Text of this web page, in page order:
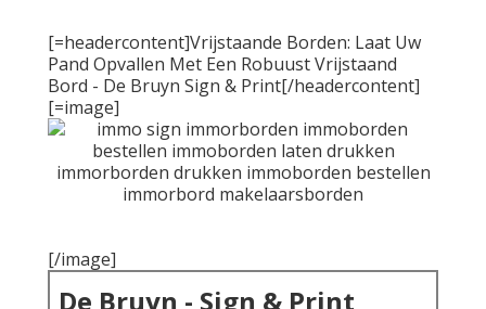
[=headercontent]Vrijstaande Borden: Laat Uw
Pand Opvallen Met Een Robuust Vrijstaand
Bord - De Bruyn Sign & Print[/headercontent]
[=image]
[/image]
De Bruyn - Sign & Print